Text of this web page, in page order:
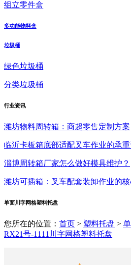
组立零件盒
多功能物料盒
垃圾桶
绿色垃圾桶
分类垃圾桶
行业资讯
潍坊物料周转箱：商超零售定制方案
临沂卡板箱底部适配叉车作业的承
淄博周转箱厂家怎么做好模具维护？
潍坊可插箱：叉车配套装卸作业的
单面川字网格塑料托盘
您所在的位置： 首页 > 塑料托盘 >
RX21号-1111川字网格塑料托盘